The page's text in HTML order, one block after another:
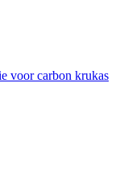
voor carbon krukas